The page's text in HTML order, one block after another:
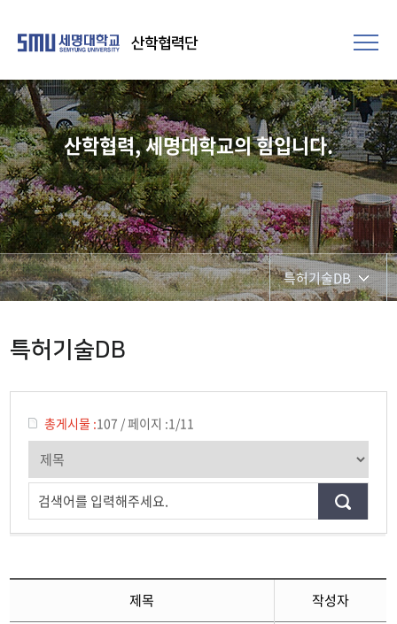
산학협력단
산학협력, 세명대학교의 힘입니다.
특허기술DB
특허기술DB
총게시물 :107 /페이지 :1/11
검색어를 입력해주세요.
제목 작성자